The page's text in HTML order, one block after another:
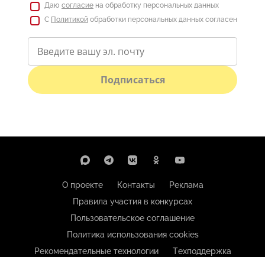
Даю согласие на обработку персональных данных
С Политикой обработки персональных данных согласен
Подписаться
О проекте Контакты
Реклама
Правила участия в конкурсах
Пользовательское соглашение
Политика использования cookies
Рекомендательные технологии
Техподдержка